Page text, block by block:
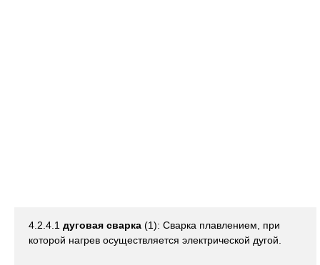
4.2.4.1 дуговая сварка (1): Сварка плавлением, при
которой нагрев осуществляется электрической дугой.